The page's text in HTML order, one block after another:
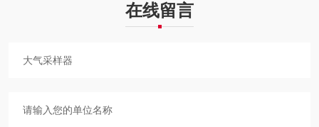
在线留言